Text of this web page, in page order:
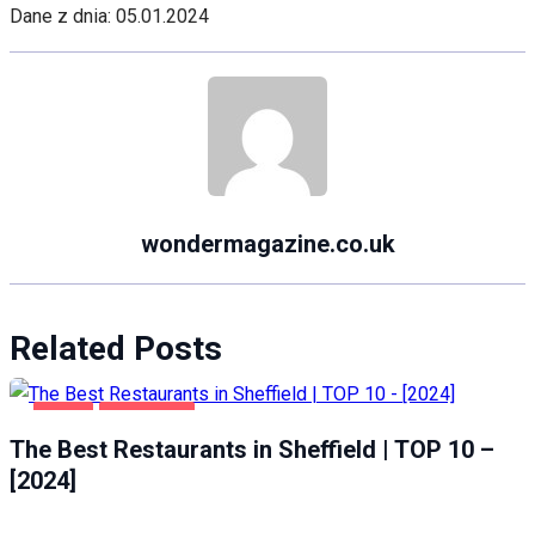
Dane z dnia: 05.01.2024
wondermagazine.co.uk
Related Posts
The Best Restaurants in Sheffield | TOP 10 –
[2024]